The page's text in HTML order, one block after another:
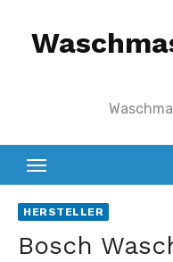
Inhalt
HERSTELLER
Bosch